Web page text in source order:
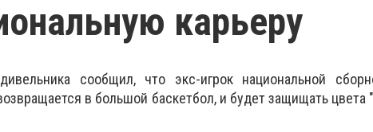
карьеру
сообщил, что экс-игрок национальной
в большой баскетбол, и будет защищать цвета